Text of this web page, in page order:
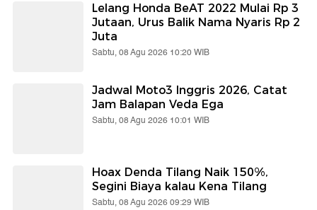
Lelang Honda BeAT 2022 Mulai Rp 3
Jutaan, Urus Balik Nama Nyaris Rp 2
Juta
Sabtu, 08 Agu 2026 10:20 WIB
Jadwal Moto3 Inggris 2026, Catat
Jam Balapan Veda Ega
Sabtu, 08 Agu 2026 10:01 WIB
Hoax Denda Tilang Naik 150%,
Segini Biaya kalau Kena Tilang
Sabtu, 08 Agu 2026 09:29 WIB